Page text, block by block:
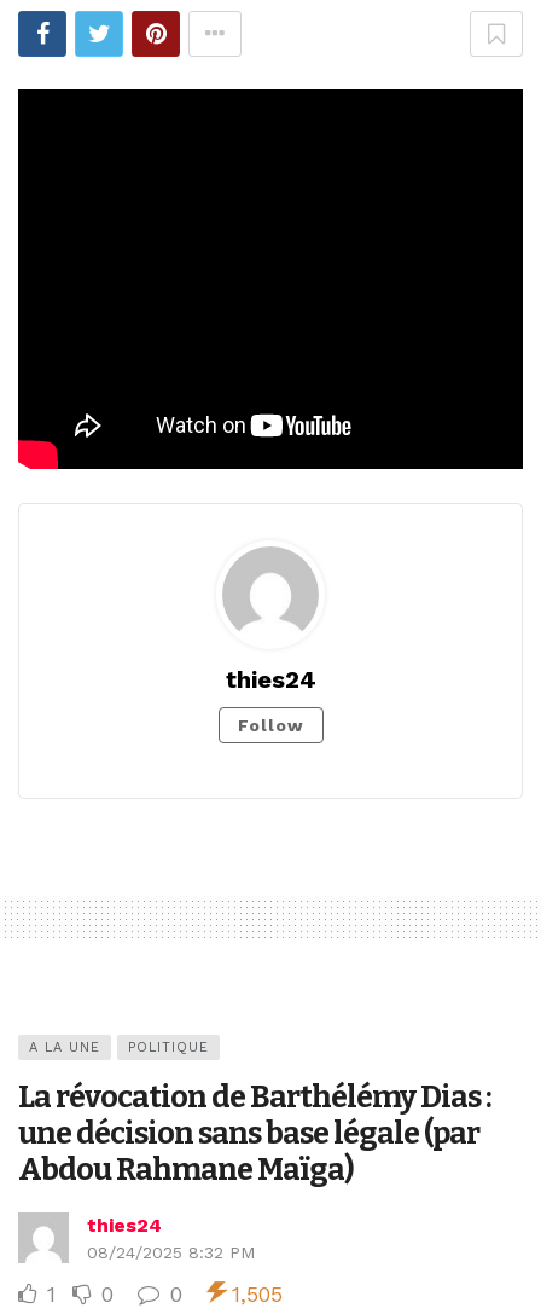
thies24
Follow
A LA UNE POLITIQUE
La révocation de Barthélémy Dias :
une décision sans base légale (par
Abdou Rahmane Maïga)
thies24
08/24/2025 8:32 PM
1 0 0 1,505